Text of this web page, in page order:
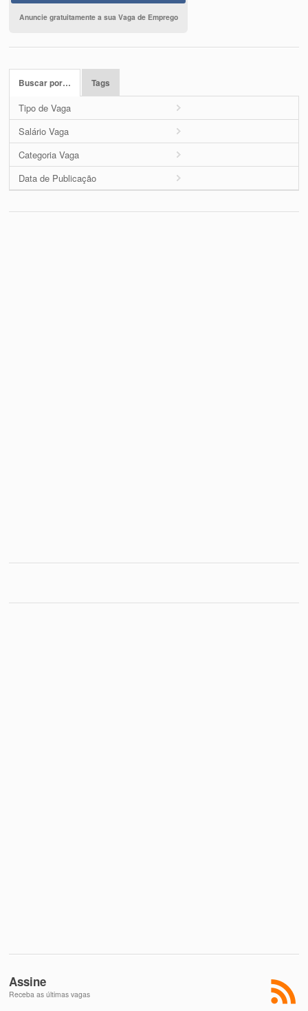
Anuncie gratuitamente a sua Vaga de Emprego
Buscar por… Tags
Tipo de Vaga
Salário Vaga
Categoria Vaga
Data de Publicação
Assine
Receba as últimas vagas